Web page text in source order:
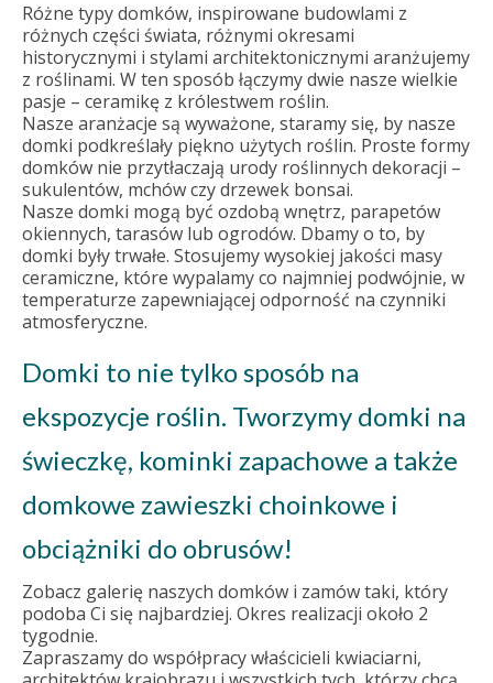
Różne typy domków, inspirowane budowlami z
różnych części świata, różnymi okresami
historycznymi i stylami architektonicznymi aranżujemy
z roślinami. W ten sposób łączymy dwie nasze wielkie
pasje – ceramikę z królestwem roślin.
Nasze aranżacje są wyważone, staramy się, by nasze
domki podkreślały piękno użytych roślin. Proste formy
domków nie przytłaczają urody roślinnych dekoracji –
sukulentów, mchów czy drzewek bonsai.
Nasze domki mogą być ozdobą wnętrz, parapetów
okiennych, tarasów lub ogrodów. Dbamy o to, by
domki były trwałe. Stosujemy wysokiej jakości masy
ceramiczne, które wypalamy co najmniej podwójnie, w
temperaturze zapewniającej odporność na czynniki
atmosferyczne.
Domki to nie tylko sposób na
ekspozycje roślin. Tworzymy domki na
świeczkę, kominki zapachowe a także
domkowe zawieszki choinkowe i
obciążniki do obrusów!
Zobacz galerię naszych domków i zamów taki, który
podoba Ci się najbardziej. Okres realizacji około 2
tygodnie.
Zapraszamy do współpracy właścicieli kwiaciarni,